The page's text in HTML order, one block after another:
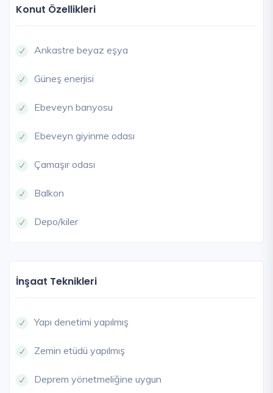
Konut Özellikleri
Ankastre beyaz eşya
Güneş enerjisi
Ebeveyn banyosu
Ebeveyn giyinme odası
Çamaşır odası
Balkon
Depo/kiler
İnşaat Teknikleri
Yapı denetimi yapılmış
Zemin etüdü yapılmış
Deprem yönetmeliğine uygun